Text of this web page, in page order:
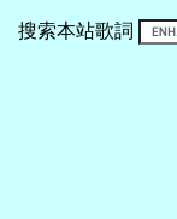
搜索本站歌詞